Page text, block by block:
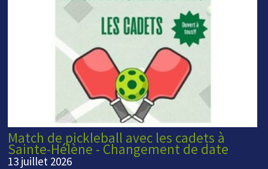
Match de pickleball avec les cadets à
Sainte-Hélène - Changement de date
13 juillet 2026